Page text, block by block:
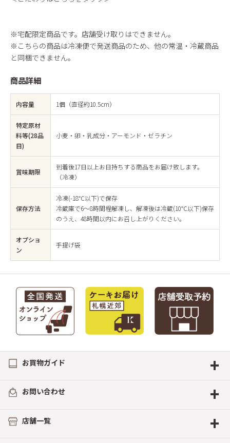
※宅配限定商品です。店舗受け取りはできません。
※こちらの商品は冷凍便で発送商品のため、他の常温・冷蔵商品
と同梱できません。
商品詳細
内容量 1個（直径約10.5cm）
特定原材
料等(28品
目)
小麦・卵・乳成分・アーモンド・ゼラチン
賞味期限
到着後17日以上お日持ちする商品をお届け致します。
（冷凍）
保存方法
冷凍(-18℃以下)で保存
冷蔵庫で6〜8時間程解凍し、解凍後は冷蔵(10℃以下)保存
のうえ、48時間以内にお召し上がりください。
オプショ
ン
手提げ袋
お買物ガイド +
お問い合わせ +
店舗一覧 +